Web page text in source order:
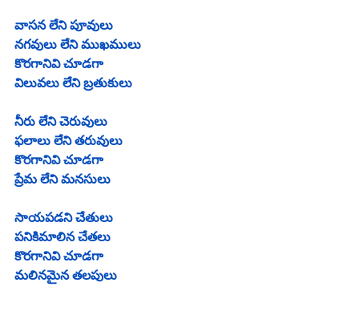
వాసన లేని పూవులు
నగవులు లేని ముఖములు
కొరగానివి చూడగా
విలువలు లేని బ్రతుకులు
నీరు లేని చెరువులు
ఫలాలు లేని తరువులు
కొరగానివి చూడగా
ప్రేమ లేని మనసులు
సాయపడని చేతులు
పనికిమాలిన చేతలు
కొరగానివి చూడగా
మలినమైన తలపులు